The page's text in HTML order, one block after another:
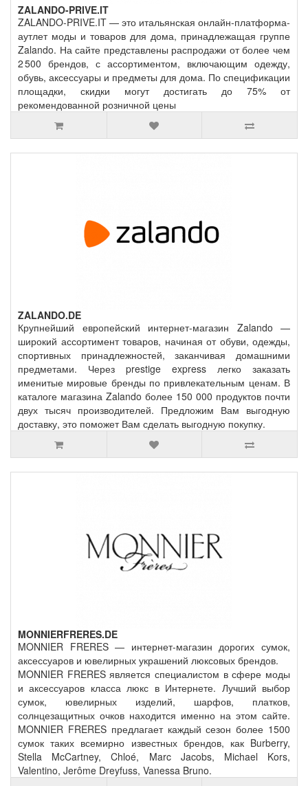
ZALANDO-PRIVE.IT
ZALANDO-PRIVE.IT — это итальянская онлайн‑платформа-
аутлет моды и товаров для дома, принадлежащая группе
Zalando. На сайте представлены распродажи от более чем
2 500 брендов, с ассортиментом, включающим одежду,
обувь, аксессуары и предметы для дома. По спецификации
площадки, скидки могут достигать до 75% от
рекомендованной розничной цены
ZALANDO.DE
Крупнейший европейский интернет-магазин Zalando —
широкий ассортимент товаров, начиная от обуви, одежды,
спортивных принадлежностей, заканчивая домашними
предметами. Через prestige express легко заказать
именитые мировые бренды по привлекательным ценам. В
каталоге магазина Zalando более 150 000 продуктов почти
двух тысяч производителей. Предложим Вам выгодную
доставку, это поможет Вам сделать выгодную покупку.
MONNIERFRERES.DE
MONNIER FRERES — интернет-магазин дорогих сумок,
аксессуаров и ювелирных украшений люксовых брендов.
MONNIER FRERES является специалистом в сфере моды
и аксессуаров класса люкс в Интернете. Лучший выбор
сумок, ювелирных изделий, шарфов, платков,
солнцезащитных очков находится именно на этом сайте.
MONNIER FRERES предлагает каждый сезон более 1500
сумок таких всемирно известных брендов, как Burberry,
Stella McCartney, Chloé, Marc Jacobs, Michael Kors,
Valentino, Jerôme Dreyfuss, Vanessa Bruno.